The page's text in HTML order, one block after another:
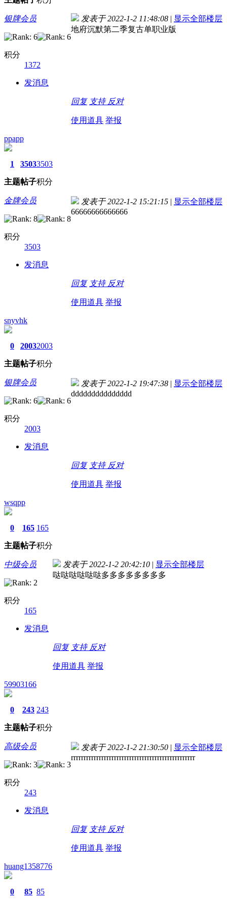
银牌会员
积分
1372
发消息
发表于 2022-1-2 11:48:08 | 显示全部楼层
地府沉默第二季复古单职业版
回复 支持 反对
使用道具 举报
ppapp
1
主题
3503
帖子
3503
积分
金牌会员
积分
3503
发消息
发表于 2022-1-2 15:21:15 | 显示全部楼层
66666666666666
回复 支持 反对
使用道具 举报
snyvhk
0
主题
2003
帖子
2003
积分
银牌会员
积分
2003
发消息
发表于 2022-1-2 19:47:38 | 显示全部楼层
ddddddddddddddd
回复 支持 反对
使用道具 举报
wsqpp
0
主题
165
帖子
165
积分
中级会员
积分
165
发消息
发表于 2022-1-2 20:42:10 | 显示全部楼层
哒哒哒哒哒哒多多多多多多多多
回复 支持 反对
使用道具 举报
59903166
0
主题
243
帖子
243
积分
高级会员
积分
243
发消息
发表于 2022-1-2 21:30:50 | 显示全部楼层
rrrrrrrrrrrrrrrrrrrrrrrrrrrrrrrrrrrrrrrrrrrrrrrrr
回复 支持 反对
使用道具 举报
huang1358776
0 85 85